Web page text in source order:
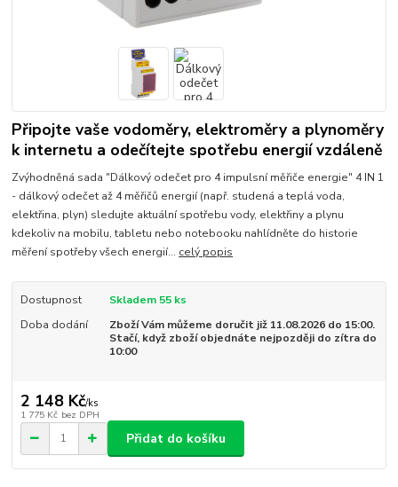
Připojte vaše vodoměry, elektroměry a plynoměry
k internetu a odečítejte spotřebu energií vzdáleně
Zvýhodněná sada "Dálkový odečet pro 4 impulsní měřiče energie" 4 IN 1
- dálkový odečet až 4 měřičů energií (např. studená a teplá voda,
elektřina, plyn) sledujte aktuální spotřebu vody, elektřiny a plynu
kdekoliv na mobilu, tabletu nebo notebooku nahlídněte do historie
měření spotřeby všech energií... celý popis
Dostupnost
Skladem 55 ks
Doba dodání
Zboží Vám můžeme doručit již 11.08.2026 do 15:00.
Stačí, když zboží objednáte nejpozději do zítra do
10:00
2 148 Kč/ks
1 775 Kč bez DPH
Přidat do košíku